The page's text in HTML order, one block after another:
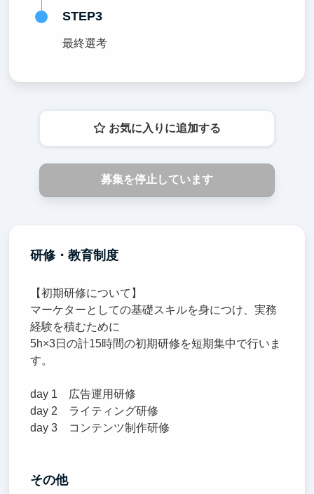
STEP3
最終選考
お気に入りに追加する
募集を停止しています
研修・教育制度
【初期研修について】
マーケターとしての基礎スキルを身につけ、実務
経験を積むために
5h×3日の計15時間の初期研修を短期集中で行いま
す。
day 1 広告運用研修
day 2 ライティング研修
day 3 コンテンツ制作研修
その他